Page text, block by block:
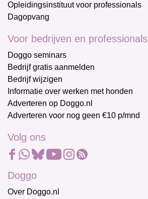
Opleidingsinstituut voor professionals
Dagopvang
Voor bedrijven en professionals
Doggo seminars
Bedrijf gratis aanmelden
Bedrijf wijzigen
Informatie over werken met honden
Adverteren op Doggo.nl
Adverteren voor nog geen €10 p/mnd
Volg ons
Doggo
Over Doggo.nl